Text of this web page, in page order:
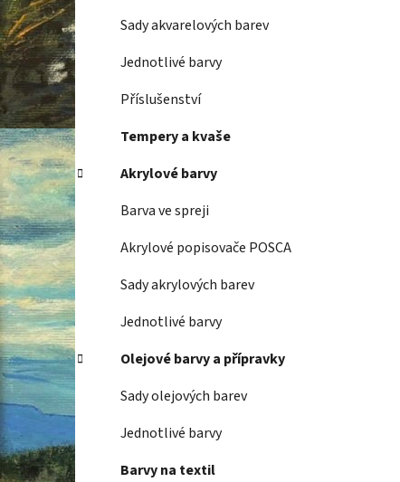
Sady akvarelových barev
Jednotlivé barvy
Příslušenství
Tempery a kvaše
Akrylové barvy
Barva ve spreji
Akrylové popisovače POSCA
Sady akrylových barev
Jednotlivé barvy
Olejové barvy a přípravky
Sady olejových barev
Jednotlivé barvy
Barvy na textil